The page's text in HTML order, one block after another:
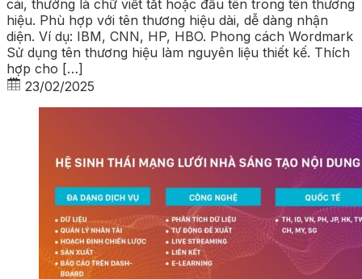
cái, thường là chữ viết tắt hoặc đầu tên trong tên thương
hiệu. Phù hợp với tên thương hiệu dài, dễ dàng nhận
diện. Ví dụ: IBM, CNN, HP, HBO. Phong cách Wordmark
Sử dụng tên thương hiệu làm nguyên liệu thiết kế. Thích
hợp cho […]
23/02/2025